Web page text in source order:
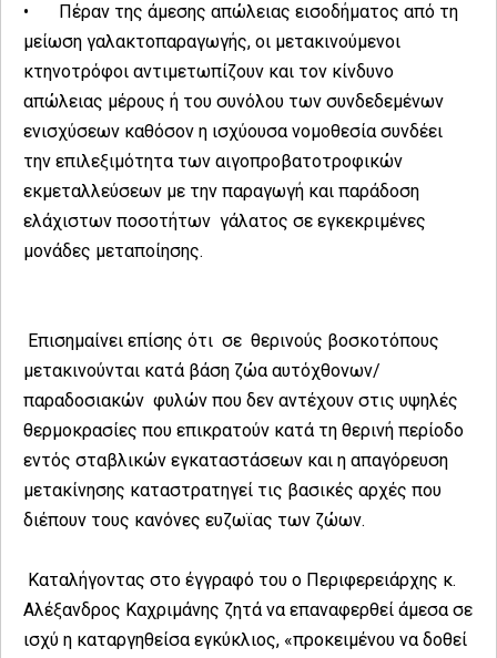
•
Πέραν της άμεσης απώλειας εισοδήματος από τη
μείωση γαλακτοπαραγωγής, οι μετακινούμενοι
κτηνοτρόφοι αντιμετωπίζουν και τον κίνδυνο
απώλειας μέρους ή του συνόλου των συνδεδεμένων
ενισχύσεων καθόσον η ισχύουσα νομοθεσία συνδέει
την επιλεξιμότητα των αιγοπροβατοτροφικών
εκμεταλλεύσεων με την παραγωγή και παράδοση
ελάχιστων ποσοτήτων γάλατος σε εγκεκριμένες
μονάδες μεταποίησης.
Επισημαίνει επίσης ότι σε θερινούς βοσκοτόπους
μετακινούνται κατά βάση ζώα αυτόχθονων/
παραδοσιακών φυλών που δεν αντέχουν στις υψηλές
θερμοκρασίες που επικρατούν κατά τη θερινή περίοδο
εντός σταβλικών εγκαταστάσεων και η απαγόρευση
μετακίνησης καταστρατηγεί τις βασικές αρχές που
διέπουν τους κανόνες ευζωϊας των ζώων.
Καταλήγοντας στο έγγραφό του ο Περιφερειάρχης κ.
Αλέξανδρος Καχριμάνης ζητά να επαναφερθεί άμεσα σε
ισχύ η καταργηθείσα εγκύκλιος, «προκειμένου να δοθεί